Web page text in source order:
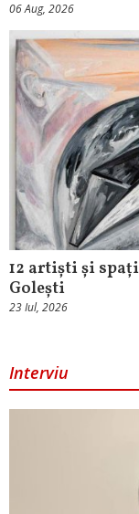
06 Aug, 2026
12 artiști și
Golești
23 Iul, 2026
Interviu